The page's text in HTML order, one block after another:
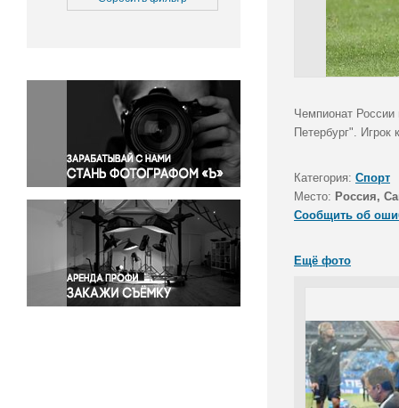
Окружающая среда
Политика
Правосудие
Происшествия и конфликты
Религия
Светская жизнь
Спорт
Экология
Экономика и бизнес
Чемпионат
Петербург".
Категория: Спорт
Место: Россия,
Сообщить об
Ещё фото